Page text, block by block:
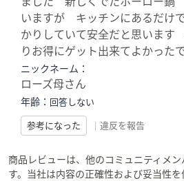
いますが キッチンにあるだけ
かりしていて安全だと思いま
りお得にゲット出来てよかった
ニックネーム：
ローズ母さん
年齢： 回答しない
参考になった
| 違反を報告
商品レビューは、他のコミュニティメ
す。当社は内容の正確性および妥当性